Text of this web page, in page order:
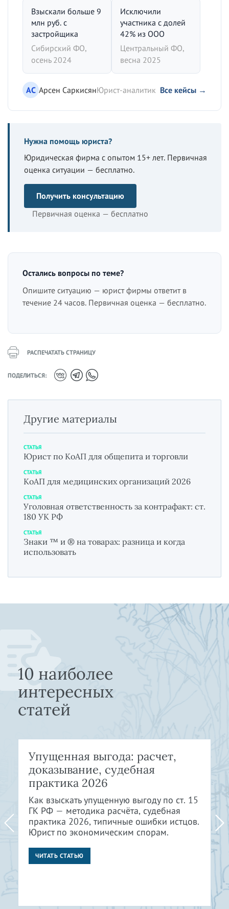
Взыскали больше 9
млн руб. с
застройщика
Сибирский ФО,
осень 2024
Исключили
участника с долей
42% из ООО
Центральный ФО,
весна 2025
АС Арсен СаркисянЮрист-аналитик Все кейсы →
Нужна помощь юриста?
Юридическая фирма с опытом 15+ лет. Первичная
оценка ситуации — бесплатно.
Получить консультацию
Первичная оценка — бесплатно
Остались вопросы по теме?
Опишите ситуацию — юрист фирмы ответит в
течение 24 часов. Первичная оценка — бесплатно.
РАСПЕЧАТАТЬ СТРАНИЦУ
ПОДЕЛИТЬСЯ:
Другие материалы
СТАТЬЯ
Юрист по КоАП для общепита и торговли
СТАТЬЯ
КоАП для медицинских организаций 2026
СТАТЬЯ
Уголовная ответственность за контрафакт: ст.
180 УК РФ
СТАТЬЯ
Знаки ™ и ® на товарах: разница и когда
использовать
10 наиболее
интересных
статей
Упущенная выгода: расчет,
доказывание, судебная
практика 2026
Как взыскать упущенную выгоду по ст. 15
ГК РФ — методика расчёта, судебная
практика 2026, типичные ошибки истцов.
Юрист по экономическим спорам.
ЧИТАТЬ СТАТЬЮ